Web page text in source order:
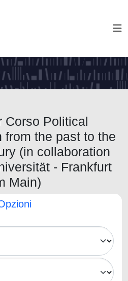
Corso Political
from the past to the
(in collaboration
- Frankfurt
Main)